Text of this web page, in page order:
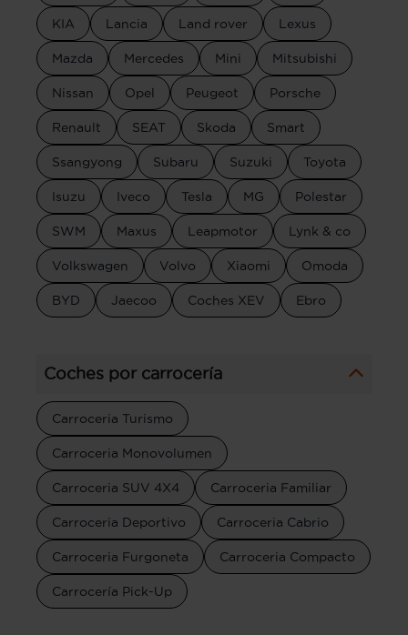
KIA Lancia Land rover Lexus
Mazda Mercedes Mini Mitsubishi
Nissan Opel Peugeot Porsche
Renault SEAT Skoda Smart
Ssangyong Subaru Suzuki Toyota
Isuzu Iveco Tesla MG Polestar
SWM Maxus Leapmotor Lynk & co
Volkswagen Volvo Xiaomi Omoda
BYD Jaecoo Coches XEV Ebro
Coches por carrocería
Carroceria Turismo
Carroceria Monovolumen
Carroceria SUV 4X4 Carroceria Familiar
Carroceria Deportivo Carroceria Cabrio
Carroceria Furgoneta Carroceria Compacto
Carrocería Pick-Up